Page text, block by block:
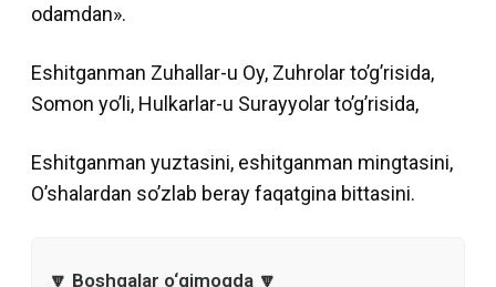
odamdan».
Eshitganman Zuhallar-u Oy, Zuhrolar to’g’risida,
Somon yo’li, Hulkarlar-u Surayyolar to’g’risida,
Eshitganman yuztasini, eshitganman mingtasini,
O’shalardan so’zlab beray faqatgina bittasini.